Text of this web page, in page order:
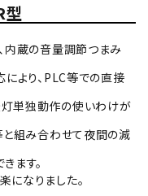
型
蔵の音量調節つまみ
より、PLC等での直接
単独動作の使いわけが
組み合わせて夜間の減
ます。
なりました。